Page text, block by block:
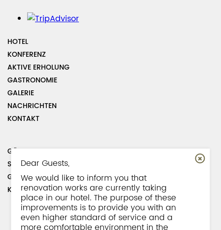
HOTEL
KONFERENZ
AKTIVE ERHOLUNG
GASTRONOMIE
GALERIE
NACHRICHTEN
KONTAKT
GÄSTEBUCH
SEITEMAP
GESCHÄFTSORDNUNG
KOLLEGEN
Dear Guests,
We would like to inform you that
renovation works are currently taking
place in our hotel. The purpose of these
improvements is to provide you with an
even higher standard of service and a